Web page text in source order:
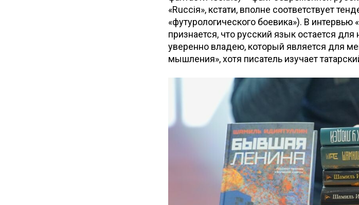
«Rucciя», кстати, вполне соответствует
«футурологического боевика»). В
признается, что русский язык остается
уверенно владею, который является для
мышления», хотя писатель изучает